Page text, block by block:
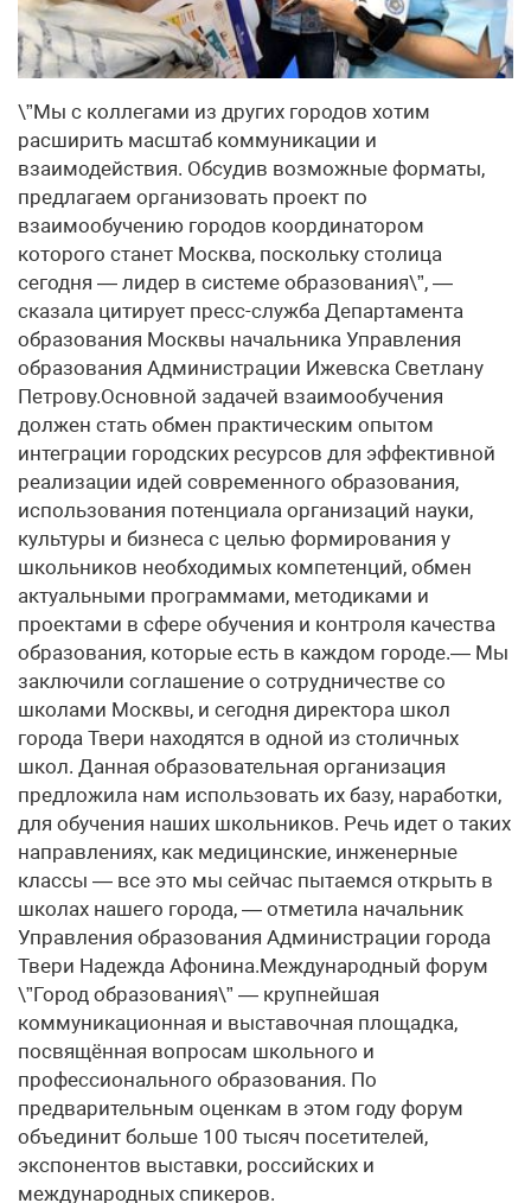
\”Мы с коллегами из других городов хотим
расширить масштаб коммуникации и
взаимодействия. Обсудив возможные форматы,
предлагаем организовать проект по
взаимообучению городов координатором
которого станет Москва, поскольку столица
сегодня — лидер в системе образования\”, —
сказала цитирует пресс-служба Департамента
образования Москвы начальника Управления
образования Администрации Ижевска Светлану
Петрову.Основной задачей взаимообучения
должен стать обмен практическим опытом
интеграции городских ресурсов для эффективной
реализации идей современного образования,
использования потенциала организаций науки,
культуры и бизнеса с целью формирования у
школьников необходимых компетенций, обмен
актуальными программами, методиками и
проектами в сфере обучения и контроля качества
образования, которые есть в каждом городе.— Мы
заключили соглашение о сотрудничестве со
школами Москвы, и сегодня директора школ
города Твери находятся в одной из столичных
школ. Данная образовательная организация
предложила нам использовать их базу, наработки,
для обучения наших школьников. Речь идет о таких
направлениях, как медицинские, инженерные
классы — все это мы сейчас пытаемся открыть в
школах нашего города, — отметила начальник
Управления образования Администрации города
Твери Надежда Афонина.Международный форум
\”Город образования\” — крупнейшая
коммуникационная и выставочная площадка,
посвящённая вопросам школьного и
профессионального образования. По
предварительным оценкам в этом году форум
объединит больше 100 тысяч посетителей,
экспонентов выставки, российских и
международных спикеров.